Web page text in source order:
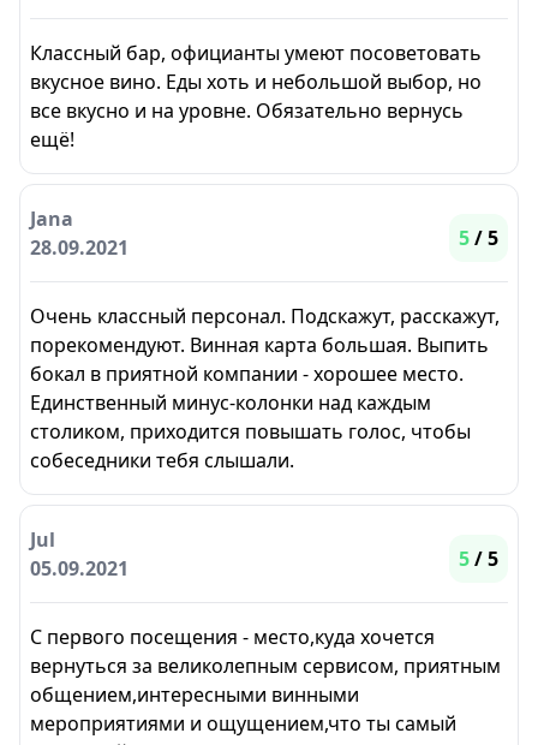
Классный бар, официанты умеют посоветовать
вкусное вино. Еды хоть и небольшой выбор, но
все вкусно и на уровне. Обязательно вернусь
ещё!
Jana
28.09.2021
5/ 5
Очень классный персонал. Подскажут, расскажут,
порекомендуют. Винная карта большая. Выпить
бокал в приятной компании - хорошее место.
Единственный минус-колонки над каждым
столиком, приходится повышать голос, чтобы
собеседники тебя слышали.
Jul
05.09.2021
5/ 5
С первого посещения - место,куда хочется
вернуться за великолепным сервисом, приятным
общением,интересными винными
мероприятиями и ощущением,что ты самый